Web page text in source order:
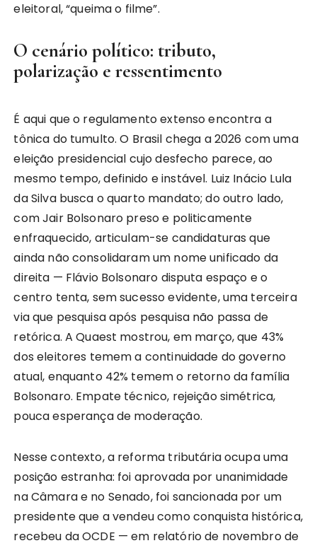
eleitoral, “queima o filme”.
O cenário político: tributo,
polarização e ressentimento
É aqui que o regulamento extenso encontra a
tônica do tumulto. O Brasil chega a 2026 com uma
eleição presidencial cujo desfecho parece, ao
mesmo tempo, definido e instável. Luiz Inácio Lula
da Silva busca o quarto mandato; do outro lado,
com Jair Bolsonaro preso e politicamente
enfraquecido, articulam-se candidaturas que
ainda não consolidaram um nome unificado da
direita — Flávio Bolsonaro disputa espaço e o
centro tenta, sem sucesso evidente, uma terceira
via que pesquisa após pesquisa não passa de
retórica. A Quaest mostrou, em março, que 43%
dos eleitores temem a continuidade do governo
atual, enquanto 42% temem o retorno da família
Bolsonaro. Empate técnico, rejeição simétrica,
pouca esperança de moderação.
Nesse contexto, a reforma tributária ocupa uma
posição estranha: foi aprovada por unanimidade
na Câmara e no Senado, foi sancionada por um
presidente que a vendeu como conquista histórica,
recebeu da OCDE — em relatório de novembro de